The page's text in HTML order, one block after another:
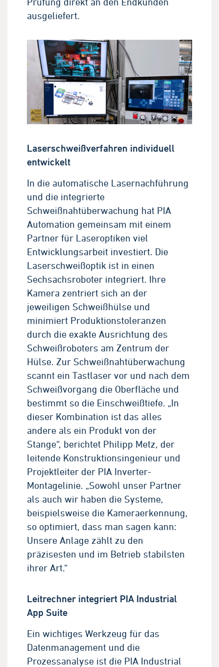
ausgeliefert.
Laserschweißverfahren individuell
entwickelt
In die automatische Lasernachführung
und die integrierte
Schweißnahtüberwachung hat PIA
Automation gemeinsam mit einem
Partner für Laseroptiken viel
Entwicklungsarbeit investiert. Die
Laserschweißoptik ist in einen
Sechsachsroboter integriert. Ihre
Kamera zentriert sich an der
jeweiligen Schweißhülse und
minimiert Produktionstoleranzen
durch die exakte Ausrichtung des
Schweißroboters am Zentrum der
Hülse. Zur Schweißnahtüberwachung
scannt ein Tastlaser vor und nach dem
Schweißvorgang die Oberfläche und
bestimmt so die Einschweißtiefe. „In
dieser Kombination ist das alles
andere als ein Produkt von der
Stange“, berichtet Philipp Metz, der
leitende Konstruktionsingenieur und
Projektleiter der PIA Inverter-
Montagelinie. „Sowohl unser Partner
als auch wir haben die Systeme,
beispielsweise die Kameraerkennung,
so optimiert, dass man sagen kann:
Unsere Anlage zählt zu den
präzisesten und im Betrieb stabilsten
ihrer Art.“
Leitrechner integriert PIA Industrial
App Suite
Ein wichtiges Werkzeug für das
Datenmanagement und die
Prozessanalyse ist die PIA Industrial